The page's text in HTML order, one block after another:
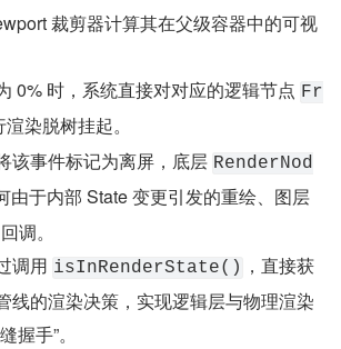
裁剪器计算其在父级容器中的可视
0% 时，系统直接对对应的逻辑节点 Fr
染脱树挂起。
该事件标记为离屏，底层 RenderNod
由于内部 State 变更引发的重绘、图层
调。
调用 isInRenderState()
，直接获
线的渲染决策，实现逻辑层与物理渲染
握手”。